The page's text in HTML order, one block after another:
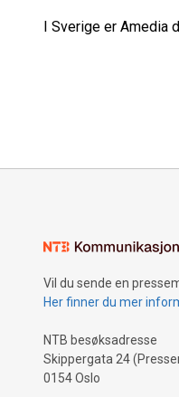
I Sverige er Amedia
Vil du sende en
Her finner du mer
NTB besøksadresse
Skippergata 24
0154 Oslo